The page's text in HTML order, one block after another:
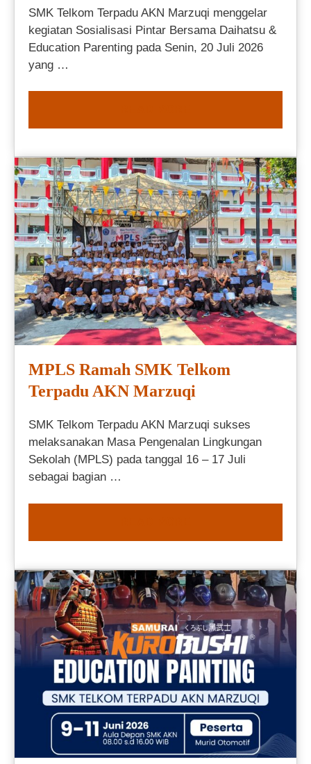
SMK Telkom Terpadu AKN Marzuqi menggelar
kegiatan Sosialisasi Pintar Bersama Daihatsu &
Education Parenting pada Senin, 20 Juli 2026
yang …
MPLS Ramah SMK Telkom
Terpadu AKN Marzuqi
SMK Telkom Terpadu AKN Marzuqi sukses
melaksanakan Masa Pengenalan Lingkungan
Sekolah (MPLS) pada tanggal 16 – 17 Juli
sebagai bagian …